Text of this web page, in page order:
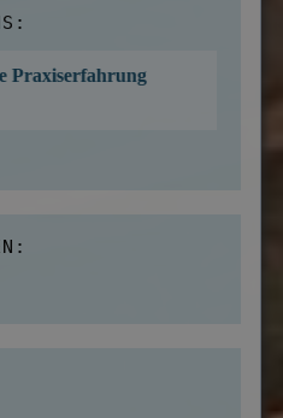
Praxiserfahrung